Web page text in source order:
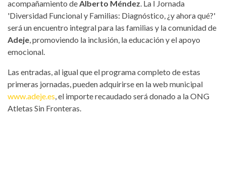
acompañamiento de Alberto Méndez . La I Jornada
'Diversidad Funcional y Familias: Diagnóstico, ¿y ahora qué?'
será un encuentro integral para las familias y la comunidad de
Adeje , promoviendo la inclusión, la educación y el apoyo
emocional.
Las entradas, al igual que el programa completo de estas
primeras jornadas, pueden adquirirse en la web municipal
www.adeje.es , el importe recaudado será donado a la ONG
Atletas Sin Fronteras.